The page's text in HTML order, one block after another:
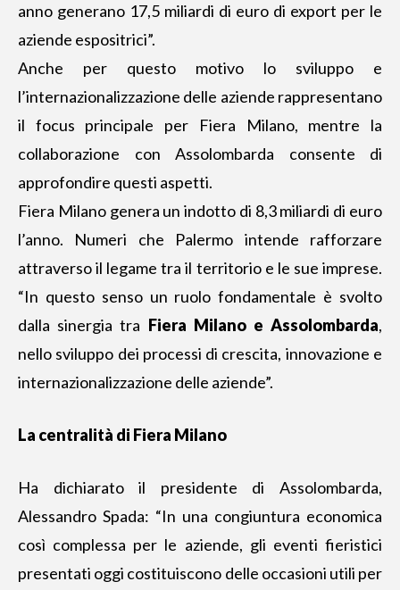
anno generano 17,5 miliardi di euro di export per le
aziende espositrici”.
Anche per questo motivo lo sviluppo e
l’internazionalizzazione delle aziende rappresentano
il focus principale per Fiera Milano, mentre la
collaborazione con Assolombarda consente di
approfondire questi aspetti.
Fiera Milano genera un indotto di 8,3 miliardi di euro
l’anno. Numeri che Palermo intende rafforzare
attraverso il legame tra il territorio e le sue imprese.
“In questo senso un ruolo fondamentale è svolto
dalla sinergia tra Fiera Milano e Assolombarda,
nello sviluppo dei processi di crescita, innovazione e
internazionalizzazione delle aziende”.
La centralità di Fiera Milano
Ha dichiarato il presidente di Assolombarda,
Alessandro Spada: “In una congiuntura economica
così complessa per le aziende, gli eventi fieristici
presentati oggi costituiscono delle occasioni utili per